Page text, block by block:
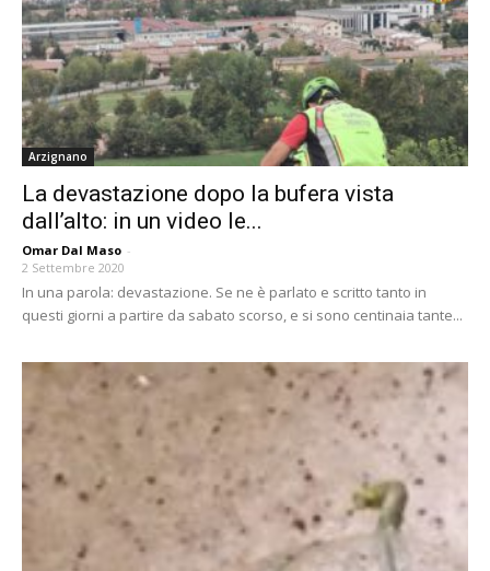
Arzignano
La devastazione dopo la bufera vista
dall’alto: in un video le...
Omar Dal Maso -
2 Settembre 2020
In una parola: devastazione. Se ne è parlato e scritto tanto in
questi giorni a partire da sabato scorso, e si sono centinaia tante...